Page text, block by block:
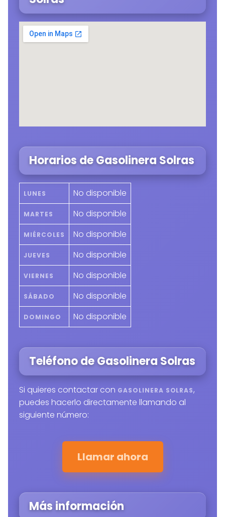
Horarios de Gasolinera Solras
LUNES No disponible
MARTES No disponible
MIÉRCOLES No disponible
JUEVES No disponible
VIERNES No disponible
SÁBADO No disponible
DOMINGO No disponible
Teléfono de Gasolinera Solras
Si quieres contactar con GASOLINERA SOLRAS,
puedes hacerlo directamente llamando al
siguiente número:
Llamar ahora
Más información